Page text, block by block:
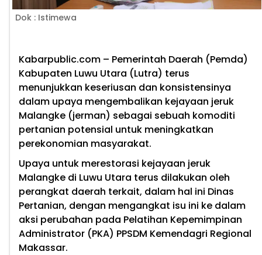
Dok : Istimewa
Kabarpublic.com – Pemerintah Daerah (Pemda)
Kabupaten Luwu Utara (Lutra) terus
menunjukkan keseriusan dan konsistensinya
dalam upaya mengembalikan kejayaan jeruk
Malangke (jerman) sebagai sebuah komoditi
pertanian potensial untuk meningkatkan
perekonomian masyarakat.
Upaya untuk merestorasi kejayaan jeruk
Malangke di Luwu Utara terus dilakukan oleh
perangkat daerah terkait, dalam hal ini Dinas
Pertanian, dengan mengangkat isu ini ke dalam
aksi perubahan pada Pelatihan Kepemimpinan
Administrator (PKA) PPSDM Kemendagri Regional
Makassar.